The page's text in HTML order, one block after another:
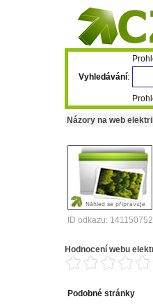
Vyhledávání:
Názory na web
ID odkazu:
Hodnocení webu
Podobné stránky